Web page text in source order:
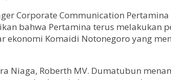
Corporate Communication
bahwa Pertamina terus melakukan
Komaidi Notonegoro yang
Niaga, Roberth MV. Dumatubun